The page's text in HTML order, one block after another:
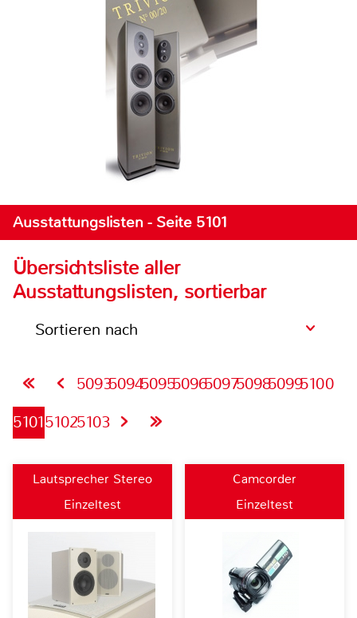
Ausstattungslisten - Seite 5101
Übersichtsliste aller
Ausstattungslisten, sortierbar
Sortieren nach
50935094509550965097509850995100
510151025103
Lautsprecher Stereo
Einzeltest
Camcorder
Einzeltest